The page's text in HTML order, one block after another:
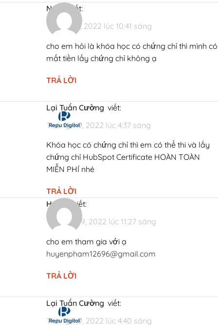
Ngọc
viết:
Tháng 3 1, 2022 lúc 10:41 sáng
cho em hỏi là khóa học có chứng chỉ thì mình có
mất tiền lấy chứng chỉ không ạ
TRẢ LỜI
Lại Tuấn Cường viết:
Tháng 9 9, 2022 lúc 4:37 sáng
Khóa học có chứng chỉ thì em có thể thi và lấy
chứng chỉ HubSpot Certificate HOÀN TOÀN
MIỄN PHÍ nhé
TRẢ LỜI
huyền
viết:
Tháng 5 19, 2022 lúc 11:27 sáng
cho em tham gia với ạ
huyenpham12696@gmail.com
TRẢ LỜI
Lại Tuấn Cường viết:
Tháng 9 9, 2022 lúc 4:40 sáng